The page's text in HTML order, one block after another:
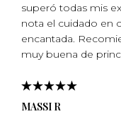
superó todas mis
nota el cuidado en
encantada.
muy buena de
MASSI R